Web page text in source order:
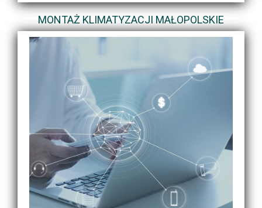
MONTAŻ KLIMATYZACJI MAŁOPOLSKIE